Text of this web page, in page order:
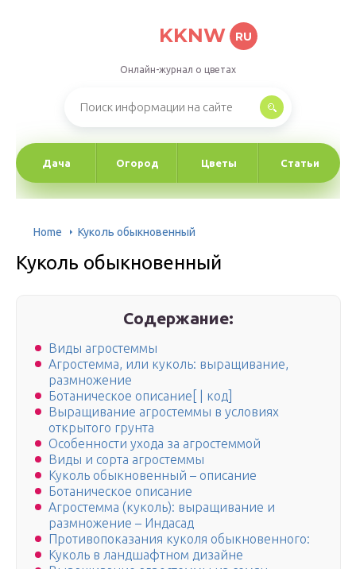
KKNW RU
Онлайн-журнал о цветах
Дача Огород Цветы Статьи
Home Куколь обыкновенный
Куколь обыкновенный
Содержание:
Виды агростеммы
Агростемма, или куколь: выращивание,
размножение
Ботаническое описание[ | код]
Выращивание агростеммы в условиях
открытого грунта
Особенности ухода за агростеммой
Виды и сорта агростеммы
Куколь обыкновенный – описание
Ботаническое описание
Агростемма (куколь): выращивание и
размножение – Индасад
Противопоказания куколя обыкновенного:
Куколь в ландшафтном дизайне